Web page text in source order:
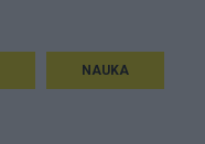
NAUKA